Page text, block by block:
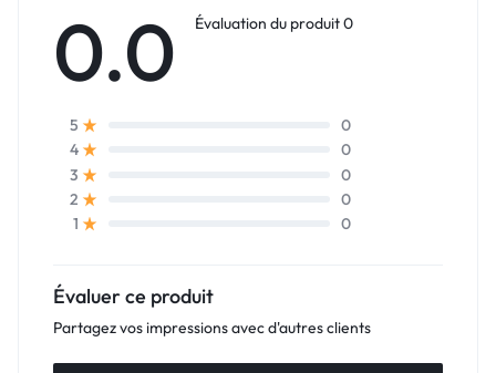
0.0 Évaluation du produit 0
5
0
4
0
3
0
2
0
1
0
Évaluer ce produit
Partagez vos impressions avec d'autres clients